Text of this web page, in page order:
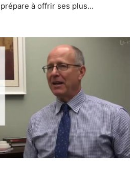
à offrir ses plus…